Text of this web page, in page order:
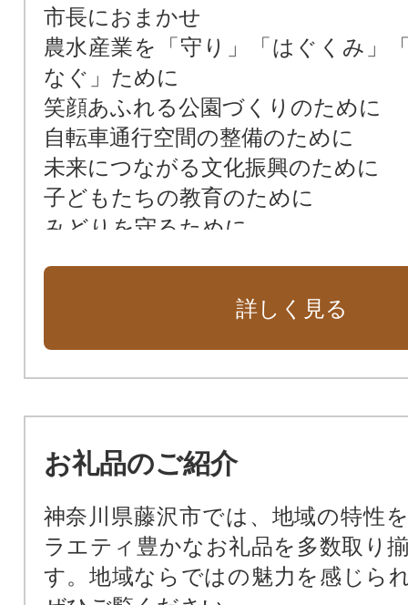
市長におまかせ
農水産業を「守り」「はぐくみ」
なぐ」ために
笑顔あふれる公園づくりのために
自転車通行空間の整備のために
未来につながる文化振興のために
子どもたちの教育のために
みどりを守るために
災害への備えのために
スポーツ活動の振興のために
詳しく見る
お礼品のご紹介
神奈川県藤沢市では、地域の特性
ラエティ豊かなお礼品を多数取り
す。地域ならではの魅力を感じら